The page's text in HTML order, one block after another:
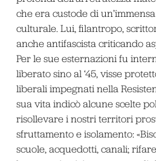
che era custode di
culturale. Lui, filantropo,
anche antifascista criticando
Per le sue esternazioni fu
liberato sino al ‘45, visse
liberali impegnati nella
sua vita indicò alcune scelte
risollevare i nostri territori
sfruttamento e isolamento:
scuole, acquedotti, canali;